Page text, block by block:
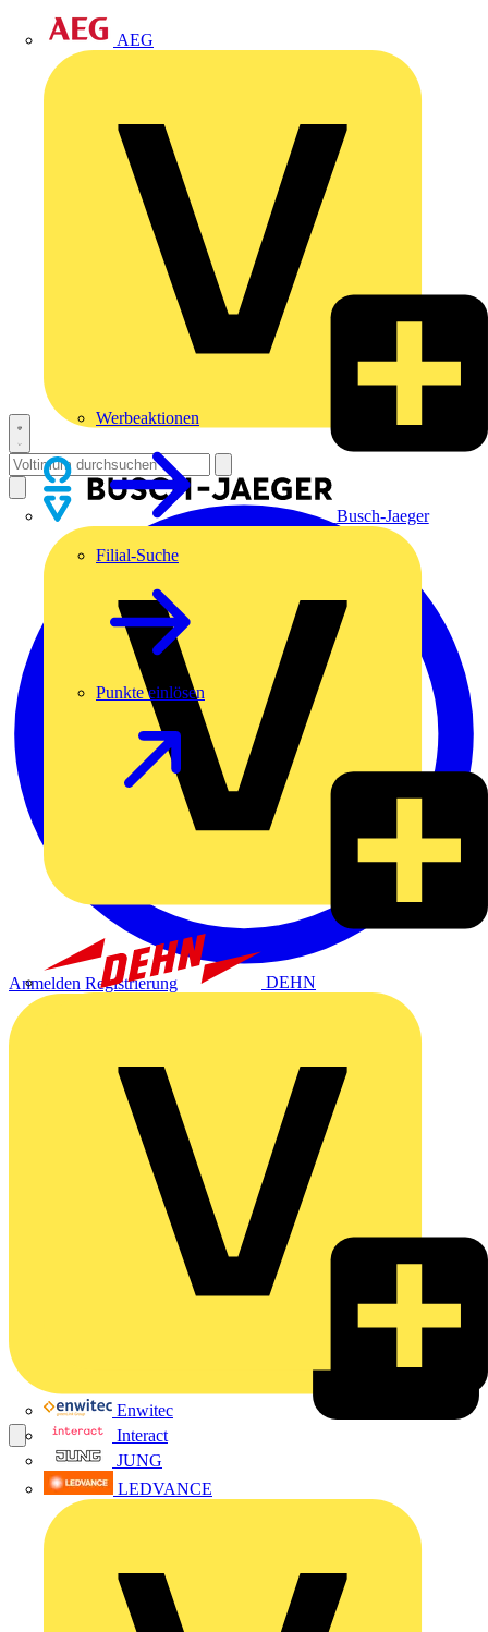
AEG
Busch-Jaeger
DEHN
Enwitec
Interact
JUNG
LEDVANCE
Werbeaktionen
Filial-Suche
Punkte einlösen
Anmelden Registrierung